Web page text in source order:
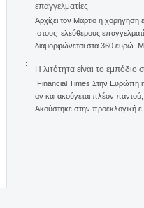
επαγγελματίες
Αρχίζει τον Μάρτιο η χορήγηση
στους ελεύθερους
διαμορφώνεται στα 360 ευρώ.
Η λιτότητα είναι το εμπόδιο
Financial Times Στην Ευρώπη η
αν και ακούγεται πλέον παντού,
Ακούστηκε στην προεκλογική ε...